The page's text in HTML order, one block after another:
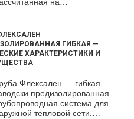
ГИБКАЯ —
ХАРАКТЕРИСТИКИ И
Флексален — гибкая
предизолированная
система для
тепловой сети,…